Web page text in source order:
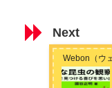
Next
Webon（ウ